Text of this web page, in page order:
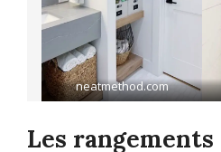
neatmethod.com
Les